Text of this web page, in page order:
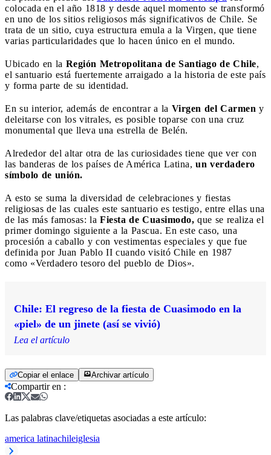
colocada en el año 1818 y desde aquel momento se transformó
en uno de los sitios religiosos más significativos de Chile. Se
trata de un sitio, cuya estructura emula a la Virgen, que tiene
varias particularidades que lo hacen único en el mundo.
Ubicado en la Región Metropolitana de Santiago de Chile,
el santuario está fuertemente arraigado a la historia de este país
y forma parte de su identidad.
En su interior, además de encontrar a la Virgen del Carmen y
deleitarse con los vitrales, es posible toparse con una cruz
monumental que lleva una estrella de Belén.
Alrededor del altar otra de las curiosidades tiene que ver con
las banderas de los países de América Latina, un verdadero
símbolo de unión.
A esto se suma la diversidad de celebraciones y fiestas
religiosas de las cuales este santuario es testigo, entre ellas una
de las más famosas: la Fiesta de Cuasimodo, que se realiza el
primer domingo siguiente a la Pascua. En este caso, una
procesión a caballo y con vestimentas especiales y que fue
definida por Juan Pablo II cuando visitó Chile en 1987
como «Verdadero tesoro del pueblo de Dios».
Chile: El regreso de la fiesta de Cuasimodo en la
«piel» de un jinete (así se vivió)
Lea el artículo
Copiar el enlace Archivar artículo
Compartir en :
Las palabras clave/etiquetas asociadas a este artículo:
america latinachileiglesia